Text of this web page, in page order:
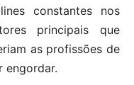
constantes nos
principais que
as profissões de
engordar.